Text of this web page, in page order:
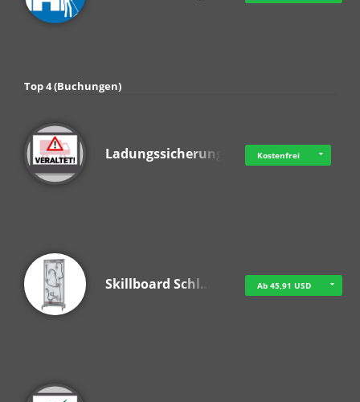
Top 4 (Buchungen)
Ladungssicherung Kostenfrei
Skillboard Schl… Ab 45,91 USD